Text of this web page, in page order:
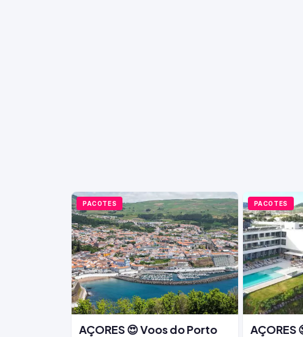
PACOTES
AÇORES 😍 Voos do Porto
PACOTES
AÇORES